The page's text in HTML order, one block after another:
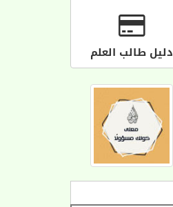
دليل طالب العلم